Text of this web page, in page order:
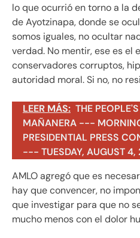
lo que ocurrió en torno a la
de Ayotzinapa, donde se
somos iguales, no ocultar
verdad. No mentir, ese es el
conservadores corruptos,
autoridad moral. Si no, no
LEER MÁS: THE PEOPLE'S
MAÑANERA ---
PRESIDENTIAL PRESS
--- TUESDAY, AUGUST 4,
AMLO agregó que es
hay que convencer, no
que investigar para que no
mucho menos con el dolor